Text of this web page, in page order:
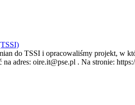
do TSSI i opracowaliśmy projekt, w
adres: oire.it@pse.pl . Na stronie: